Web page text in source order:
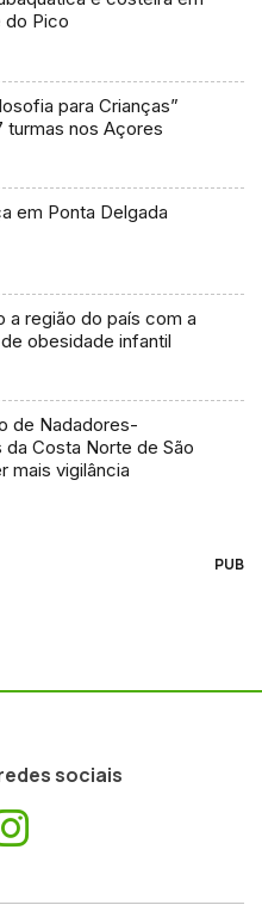
do Pico
para Crianças”
turmas nos Açores
em Ponta Delgada
a região do país com a
obesidade infantil
de Nadadores-
da Costa Norte de São
mais vigilância
PUB
sociais